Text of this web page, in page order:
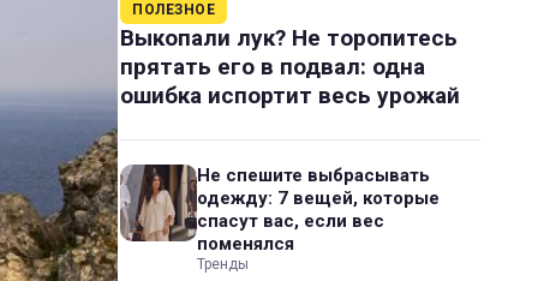
ПОЛЕЗНОЕ
Выкопали лук? Не торопитесь
прятать его в подвал: одна
ошибка испортит весь урожай
Не спешите выбрасывать
одежду: 7 вещей, которые
спасут вас, если вес
поменялся
Тренды